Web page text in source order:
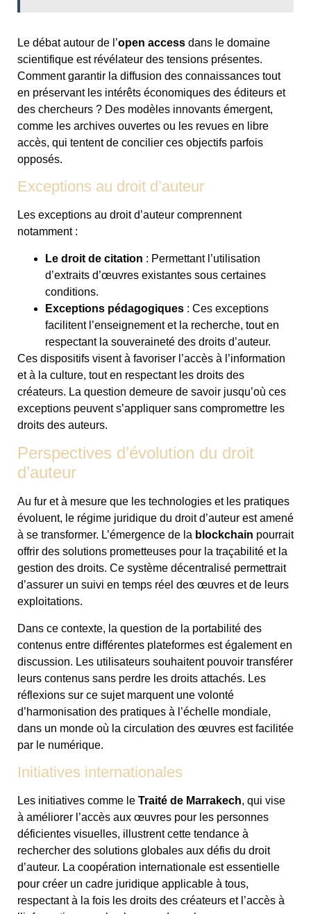
Le débat autour de l’open access dans le domaine
scientifique est révélateur des tensions présentes.
Comment garantir la diffusion des connaissances tout
en préservant les intérêts économiques des éditeurs et
des chercheurs ? Des modèles innovants émergent,
comme les archives ouvertes ou les revues en libre
accès, qui tentent de concilier ces objectifs parfois
opposés.
Exceptions au droit d’auteur
Les exceptions au droit d’auteur comprennent
notamment :
Le droit de citation : Permettant l’utilisation
d’extraits d’œuvres existantes sous certaines
conditions.
Exceptions pédagogiques : Ces exceptions
facilitent l’enseignement et la recherche, tout en
respectant la souveraineté des droits d’auteur.
Ces dispositifs visent à favoriser l’accès à l’information
et à la culture, tout en respectant les droits des
créateurs. La question demeure de savoir jusqu’où ces
exceptions peuvent s’appliquer sans compromettre les
droits des auteurs.
Perspectives d’évolution du droit
d’auteur
Au fur et à mesure que les technologies et les pratiques
évoluent, le régime juridique du droit d’auteur est amené
à se transformer. L’émergence de la blockchain pourrait
offrir des solutions prometteuses pour la traçabilité et la
gestion des droits. Ce système décentralisé permettrait
d’assurer un suivi en temps réel des œuvres et de leurs
exploitations.
Dans ce contexte, la question de la portabilité des
contenus entre différentes plateformes est également en
discussion. Les utilisateurs souhaitent pouvoir transférer
leurs contenus sans perdre les droits attachés. Les
réflexions sur ce sujet marquent une volonté
d’harmonisation des pratiques à l’échelle mondiale,
dans un monde où la circulation des œuvres est facilitée
par le numérique.
Initiatives internationales
Les initiatives comme le Traité de Marrakech, qui vise
à améliorer l’accès aux œuvres pour les personnes
déficientes visuelles, illustrent cette tendance à
rechercher des solutions globales aux défis du droit
d’auteur. La coopération internationale est essentielle
pour créer un cadre juridique applicable à tous,
respectant à la fois les droits des créateurs et l’accès à